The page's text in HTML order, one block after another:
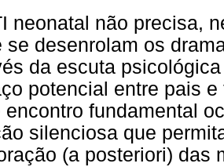
neonatal não precisa,
se desenrolam os
da escuta
potencial entre pais
encontro fundamental
silenciosa que
(a posteriori) das